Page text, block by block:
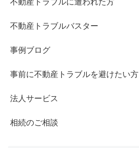
不動産トラブルバスター
事例ブログ
事前に不動産トラブルを避けたい方
法人サービス
相続のご相談